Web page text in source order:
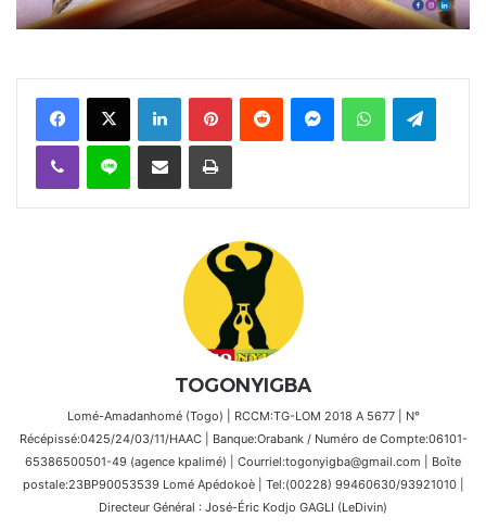
FacebookX Linkedin PinterestReddit MessengerWhatsAppTelegram
Viber Ligne Partager par email Imprimer
TOGONYIGBA
Lomé-Amadanhomé (Togo) | RCCM:TG-LOM 2018 A 5677 | N°
Récépissé:0425/24/03/11/HAAC | Banque:Orabank / Numéro de Compte:06101-
65386500501-49 (agence kpalimé) | Courriel:togonyigba@gmail.com | Boîte
postale:23BP90053539 Lomé Apédokoè | Tel:(00228) 99460630/93921010 |
Directeur Général : José-Éric Kodjo GAGLI (LeDivin)